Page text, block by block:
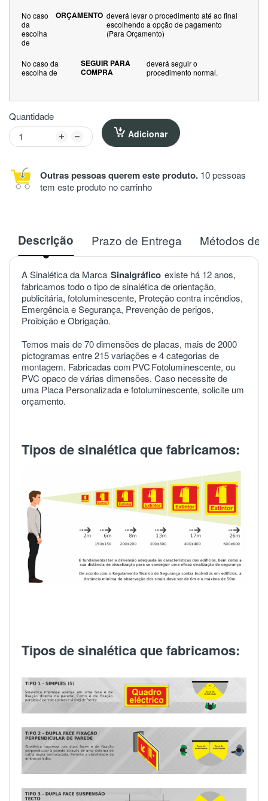
No caso
da
escolha
de
ORÇAMENTO deverá levar o procedimento até ao final
escolhendo a opção de pagamento
(Para Orçamento)
No caso da
escolha de
SEGUIR PARA
COMPRA
deverá seguir o
procedimento normal.
Quantidade
Adicionar
Outras pessoas querem este produto. 10 pessoas
tem este produto no carrinho
Descrição Prazo de Entrega Métodos de
A Sinalética da Marca Sinalgráfico existe há 12 anos,
fabricamos todo o tipo de sinalética de orientação,
publicitária, fotoluminescente, Proteção contra incêndios,
Emergência e Segurança, Prevenção de perigos,
Proibição e Obrigação.
Temos mais de 70 dimensões de placas, mais de 2000
pictogramas entre 215 variações e 4 categorias de
montagem. Fabricadas comPVCFotoluminescente, ou
PVC opaco de várias dimensões. Caso necessite de
uma Placa Personalizada e fotoluminescente, solicite um
orçamento.
Tipos de sinalética que fabricamos:
Tipos de sinalética que fabricamos: